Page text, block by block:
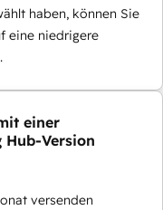
haben, können Sie
eine niedrigere
einer
Version
versenden